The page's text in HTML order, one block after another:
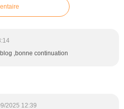
,bonne continuation
2025 12:39